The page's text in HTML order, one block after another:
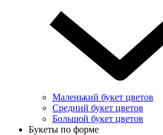
Маленький букет цветов
Средний букет цветов
Большой букет цветов
Букеты по форме